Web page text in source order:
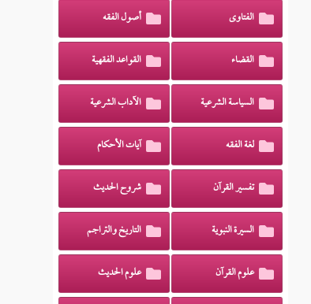
الفتاوى أصول الفقه
القضاء القواعد الفقهية
السياسة الشرعية الآداب الشرعية
لغة الفقه آيات الأحكام
تفسير القرآن شروح الحديث
السيرة النبوية التاريخ والتراجم
علوم القرآن علوم الحديث